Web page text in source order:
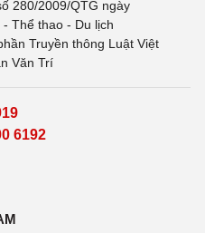
280/2009/QTG ngày
Thể thao - Du lịch
Truyền thông Luật Việt
Văn Trí
6192